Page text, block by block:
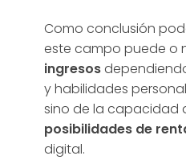
Como conclusión
este campo puede o
ingresos
y habilidades
sino de la capacidad
posibilidades de
digital.